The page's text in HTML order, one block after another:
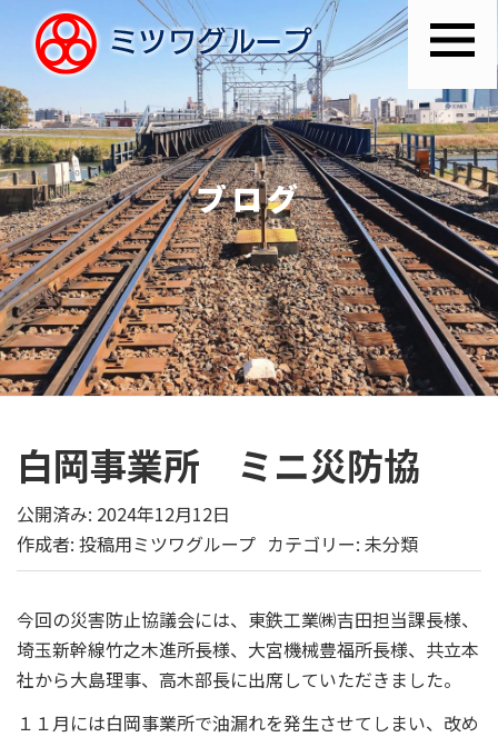
ブログ
白岡事業所 ミニ災防協
公開済み: 2024年12月12日
作成者: 投稿用ミツワグループ カテゴリー: 未分類
今回の災害防止協議会には、東鉄工業㈱吉田担当課長様、
埼玉新幹線竹之木進所長様、大宮機械豊福所長様、共立本
社から大島理事、高木部長に出席していただきました。
１１月には白岡事業所で油漏れを発生させてしまい、改め